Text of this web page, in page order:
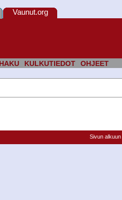
HAKU KULKUTIEDOT OHJEET
Vaunut.org
Sivun alkuun